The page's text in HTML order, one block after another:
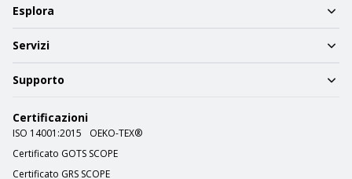
Esplora
Servizi
Supporto
Certificazioni
ISO 14001:2015
OEKO-TEX®
Certificato GOTS SCOPE
Certificato GRS SCOPE